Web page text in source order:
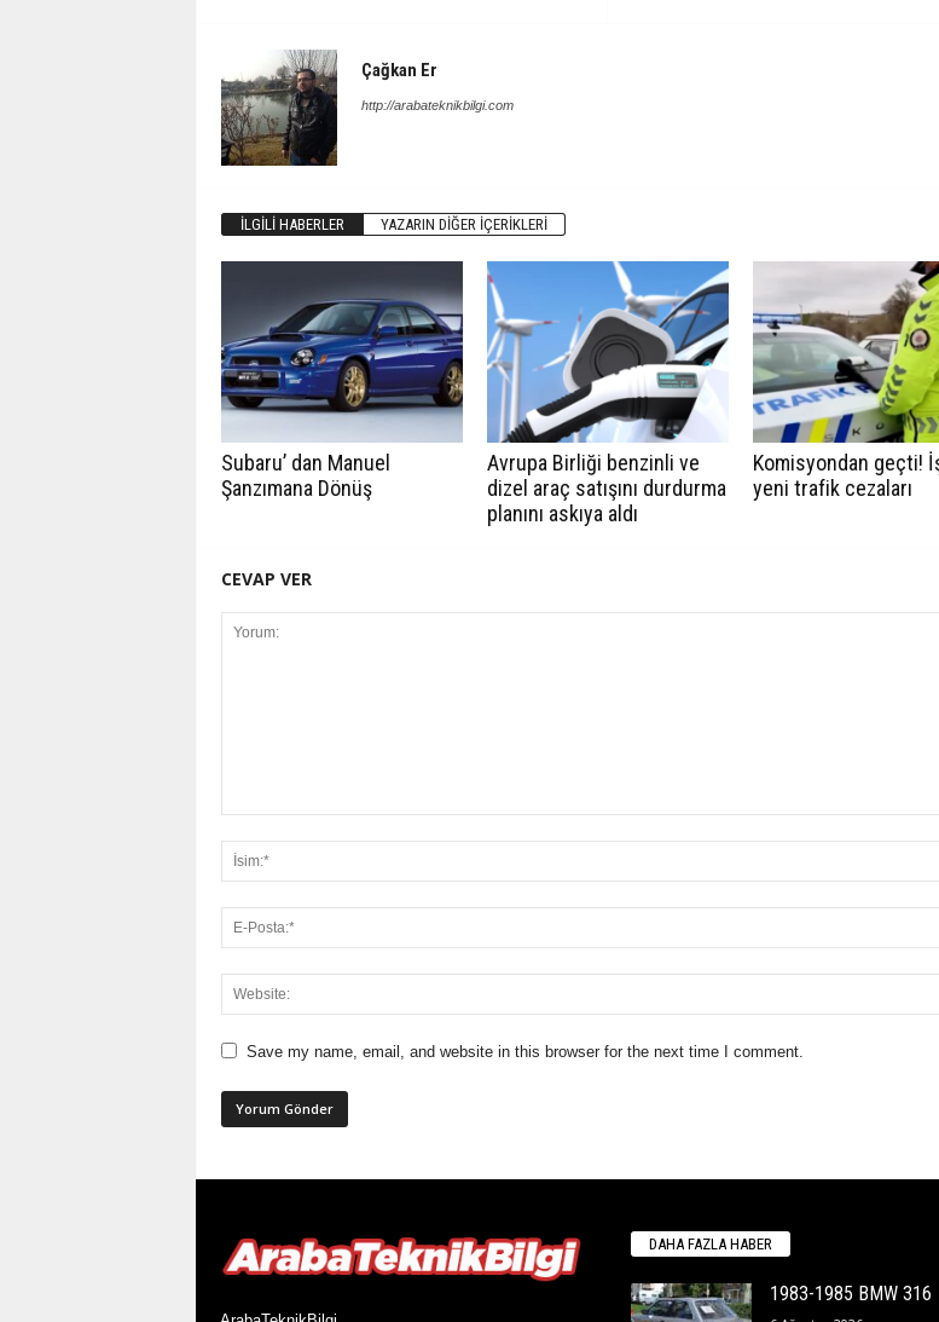
Çağkan Er
http://arabateknikbilgi.com
İLGILI HABERLER YAZARIN DIĞER İÇERIKLERI
Subaru’ dan Manuel
Şanzımana Dönüş
Avrupa Birliği benzinli ve
dizel araç satışını durdurma
planını askıya aldı
Komisyondan geçti!
yeni trafik cezaları
CEVAP VER
Save my name, email, and website in this browser for the next time I comment.
DAHA FAZLA HABER
1983-1985 BMW 316